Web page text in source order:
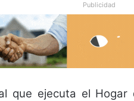
Publicidad
que ejecuta el Hogar